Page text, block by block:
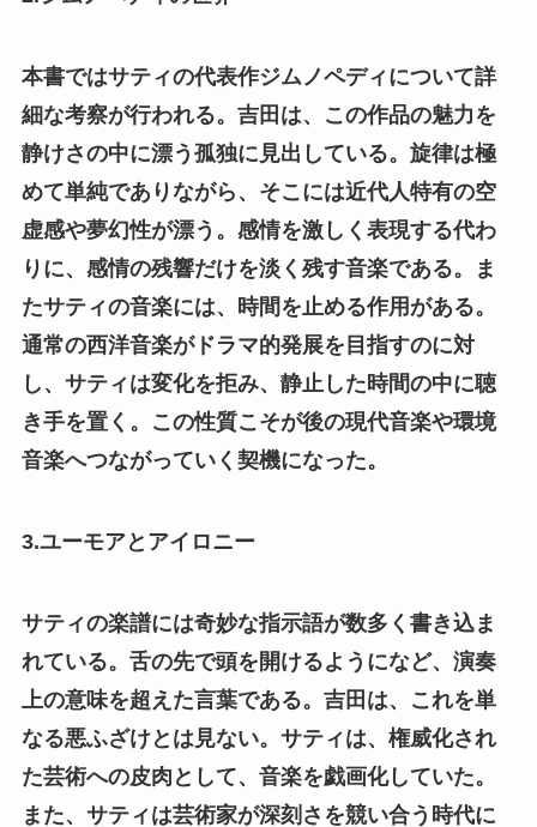
本書ではサティの代表作ジムノペディについて詳
細な考察が行われる。吉田は、この作品の魅力を
静けさの中に漂う孤独に見出している。旋律は極
めて単純でありながら、そこには近代人特有の空
虚感や夢幻性が漂う。感情を激しく表現する代わ
りに、感情の残響だけを淡く残す音楽である。ま
たサティの音楽には、時間を止める作用がある。
通常の西洋音楽がドラマ的発展を目指すのに対
し、サティは変化を拒み、静止した時間の中に聴
き手を置く。この性質こそが後の現代音楽や環境
音楽へつながっていく契機になった。
3.ユーモアとアイロニー
サティの楽譜には奇妙な指示語が数多く書き込ま
れている。舌の先で頭を開けるようになど、演奏
上の意味を超えた言葉である。吉田は、これを単
なる悪ふざけとは見ない。サティは、権威化され
た芸術への皮肉として、音楽を戯画化していた。
また、サティは芸術家が深刻さを競い合う時代に